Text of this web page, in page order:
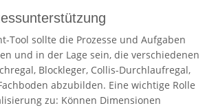
Tool sollte die Prozesse und Aufgaben
und in der Lage sein, die verschiedenen
Blockleger, Collis-Durchlaufregal,
abzubilden. Eine wichtige Rolle
zu: Können Dimensionen